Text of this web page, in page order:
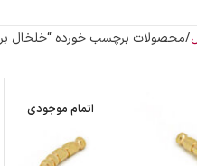
محصولات برچسب خورده “خلخال
اتمام موجودی